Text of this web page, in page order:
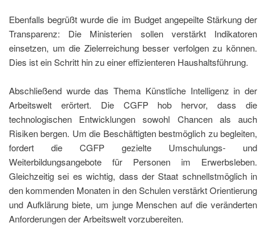
Ebenfalls begrüßt wurde die im Budget angepeilte Stärkung der
Transparenz: Die Ministerien sollen verstärkt Indikatoren
einsetzen, um die Zielerreichung besser verfolgen zu können.
Dies ist ein Schritt hin zu einer effizienteren Haushaltsführung.
Abschließend wurde das Thema Künstliche Intelligenz in der
Arbeitswelt erörtert. Die CGFP hob hervor, dass die
technologischen Entwicklungen sowohl Chancen als auch
Risiken bergen. Um die Beschäftigten bestmöglich zu begleiten,
fordert die CGFP gezielte Umschulungs- und
Weiterbildungsangebote für Personen im Erwerbsleben.
Gleichzeitig sei es wichtig, dass der Staat schnellstmöglich in
den kommenden Monaten in den Schulen verstärkt Orientierung
und Aufklärung biete, um junge Menschen auf die veränderten
Anforderungen der Arbeitswelt vorzubereiten.